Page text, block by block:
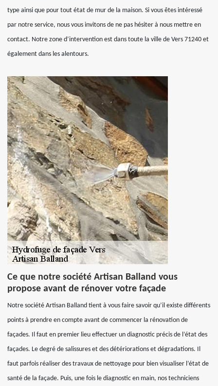
type ainsi que pour tout état de mur de la maison. Si vous êtes intéressé
par notre service, nous vous invitons de ne pas hésiter à nous mettre en
contact. Notre zone d’intervention est dans toute la ville de Vers 71240 et
également dans les alentours.
Ce que notre société Artisan Balland vous
propose avant de rénover votre façade
Notre société Artisan Balland tient à vous faire savoir qu’il existe différents
points à prendre en compte avant de commencer la rénovation de
façades. Il faut en premier lieu effectuer un diagnostic précis de l’état des
façades. Le degré de salissures et des détériorations et dégradations. Il
faut parfois réaliser des travaux de nettoyage pour bien visualiser l’état de
santé de la façade. Puis, une fois le diagnostic en main, nos techniciens